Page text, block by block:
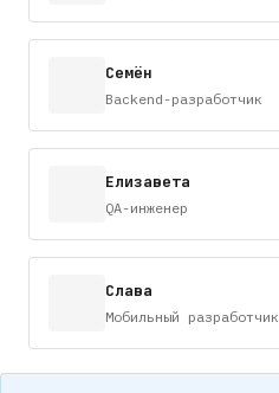
Семён
Backend-разработчик
Елизавета
QA-инженер
Слава
Мобильный разработчик